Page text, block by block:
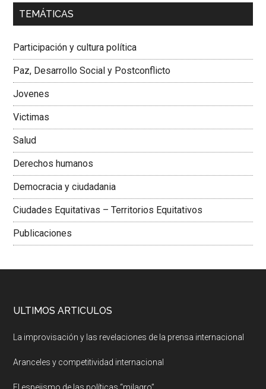
00:00 01:04
Dra. Carolina Corcho Mejía,Presidenta Corporación
Colombiana
TEMÁTICAS
Participación y cultura política
Paz, Desarrollo Social y Postconflicto
Jovenes
Victimas
Salud
Derechos humanos
Democracia y ciudadania
Ciudades Equitativas – Territorios Equitativos
Publicaciones
ULTIMOS ARTICULOS
La improvisación y las revelaciones de la prensa internacional
Aranceles y competitividad internacional